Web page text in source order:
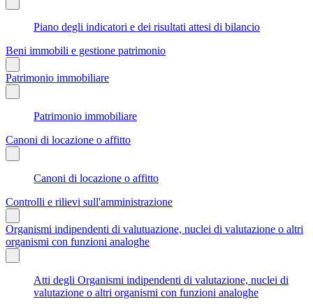
Piano degli indicatori e dei risultati attesi di bilancio
Beni immobili e gestione patrimonio
Patrimonio immobiliare
Patrimonio immobiliare
Canoni di locazione o affitto
Canoni di locazione o affitto
Controlli e rilievi sull'amministrazione
Organismi indipendenti di valutuazione, nuclei di valutazione o altri
organismi con funzioni analoghe
Atti degli Organismi indipendenti di valutazione, nuclei di
valutazione o altri organismi con funzioni analoghe